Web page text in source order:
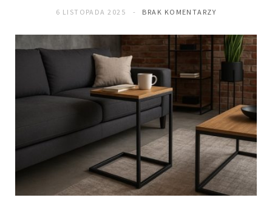
6 LISTOPADA 2025 BRAK KOMENTARZY